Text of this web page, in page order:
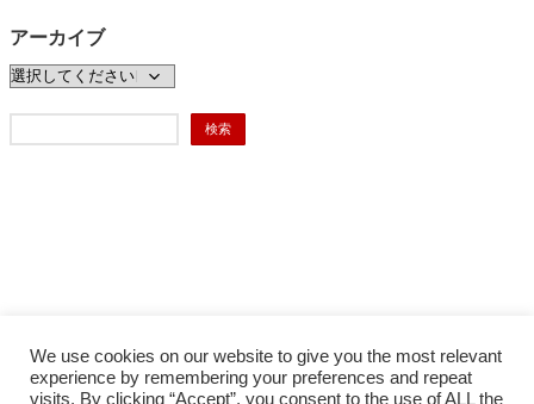
アーカイブ
索
検索
We use cookies on our website to give you the most relevant
experience by remembering your preferences and repeat
visits. By clicking “Accept”, you consent to the use of ALL the